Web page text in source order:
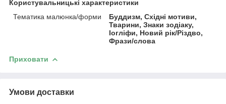
Користувальницькі характеристики
Тематика малюнка/форми
Буддизм, Східні мотиви,
Тварини, Знаки зодіаку,
Іогліфи, Новий рік/Різдво,
Фрази/слова
Приховати
Умови доставки